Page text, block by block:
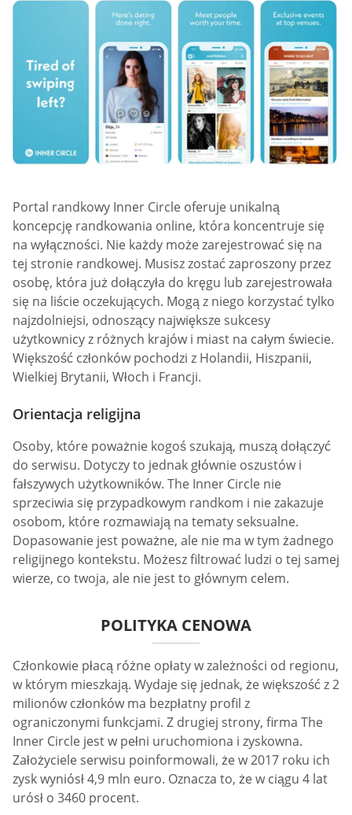
Portal randkowy Inner Circle oferuje unikalną
koncepcję randkowania online, która koncentruje się
na wyłączności. Nie każdy może zarejestrować się na
tej stronie randkowej. Musisz zostać zaproszony przez
osobę, która już dołączyła do kręgu lub zarejestrowała
się na liście oczekujących. Mogą z niego korzystać tylko
najzdolniejsi, odnoszący największe sukcesy
użytkownicy z różnych krajów i miast na całym świecie.
Większość członków pochodzi z Holandii, Hiszpanii,
Wielkiej Brytanii, Włoch i Francji.
Orientacja religijna
Osoby, które poważnie kogoś szukają, muszą dołączyć
do serwisu. Dotyczy to jednak głównie oszustów i
fałszywych użytkowników. The Inner Circle nie
sprzeciwia się przypadkowym randkom i nie zakazuje
osobom, które rozmawiają na tematy seksualne.
Dopasowanie jest poważne, ale nie ma w tym żadnego
religijnego kontekstu. Możesz filtrować ludzi o tej samej
wierze, co twoja, ale nie jest to głównym celem.
POLITYKA CENOWA
Członkowie płacą różne opłaty w zależności od regionu,
w którym mieszkają. Wydaje się jednak, że większość z 2
milionów członków ma bezpłatny profil z
ograniczonymi funkcjami. Z drugiej strony, firma The
Inner Circle jest w pełni uruchomiona i zyskowna.
Założyciele serwisu poinformowali, że w 2017 roku ich
zysk wyniósł 4,9 mln euro. Oznacza to, że w ciągu 4 lat
urósł o 3460 procent.